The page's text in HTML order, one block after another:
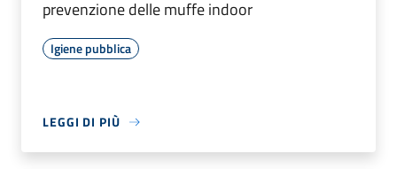
prevenzione delle muffe indoor
Igiene pubblica
LEGGI DI PIÙ